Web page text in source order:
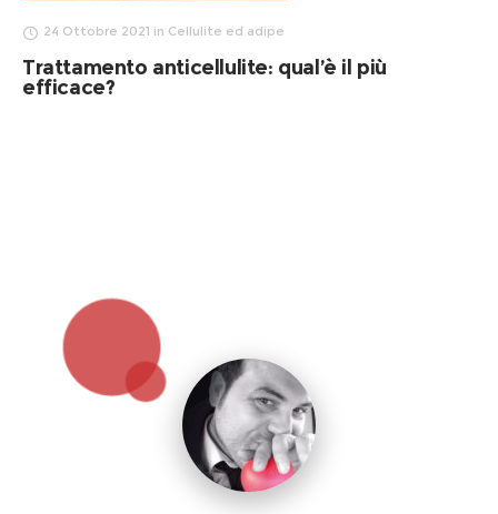
24 Ottobre 2021 in Cellulite ed adipe
Trattamento anticellulite: qual’è il più
efficace?